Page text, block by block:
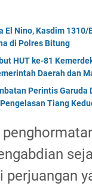
El Nino, Kasdim
di Polres Bitung
HUT ke-81
Daerah dan
Perintis Garuda
Tiang
perjuangan